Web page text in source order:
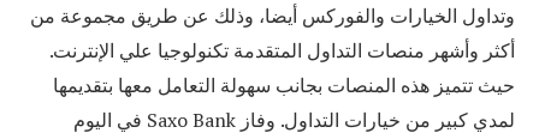
وتداول الخيارات والفوركس أيضا، وذلك عن طريق مجموعة من
أكثر وأشهر منصات التداول المتقدمة تكنولوجيا علي الإنترنت.
حيث تتميز هذه المنصات بجانب سهولة التعامل معها بتقديمها
لمدي كبير من خيارات التداول. وفاز Saxo Bank في اليوم